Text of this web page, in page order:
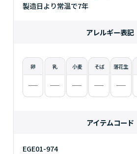
製造日より常温で7年
アレルギー表記
卵 乳 小麦 そば 落花生
アイテムコード
EGE01-974